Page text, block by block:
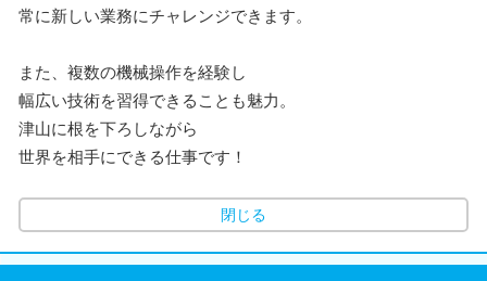
常に新しい業務にチャレンジできます。
また、複数の機械操作を経験し
幅広い技術を習得できることも魅力。
津山に根を下ろしながら
世界を相手にできる仕事です！
閉じる